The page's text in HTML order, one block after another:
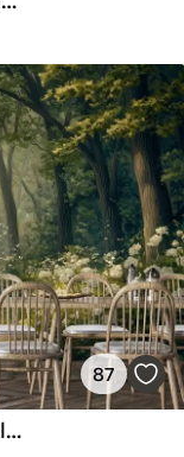
87
Chemin dans la forêt verte, fleurs blanches, lumière du soleil, dessin de style acrylique